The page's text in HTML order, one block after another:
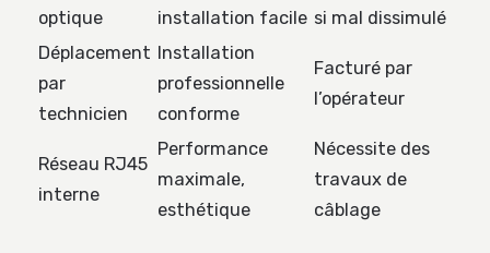
optique
installation facile si mal dissimulé
Déplacement
par
technicien
Installation
professionnelle
conforme
Facturé par
l’opérateur
Réseau RJ45
interne
Performance
maximale,
esthétique
Nécessite des
travaux de
câblage